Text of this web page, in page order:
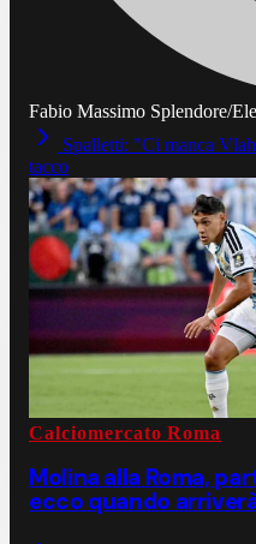
Fabio Massimo Splendore/
Spalletti: "Ci manca
tacco
Calciomercato Roma
Molina alla Roma,
ecco quando